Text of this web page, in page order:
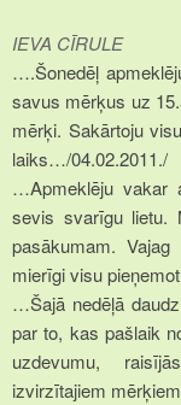
IEVA CĪRULE
….Šonedēļ
savus mērķus uz
mērķi. Sakārtoju
laiks…/04.02.2011./
…Apmeklēju vakar
sevis svarīgu lietu.
pasākumam.
mierīgi visu
…Šajā nedēļā
par to, kas pašlaik
uzdevumu,
izvirzītajiem